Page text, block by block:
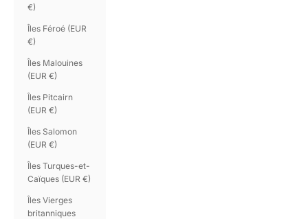
€)
Îles Féroé (EUR
€)
Îles Malouines
(EUR €)
Îles Pitcairn
(EUR €)
Îles Salomon
(EUR €)
Îles Turques-et-
Caïques (EUR €)
Îles Vierges
britanniques